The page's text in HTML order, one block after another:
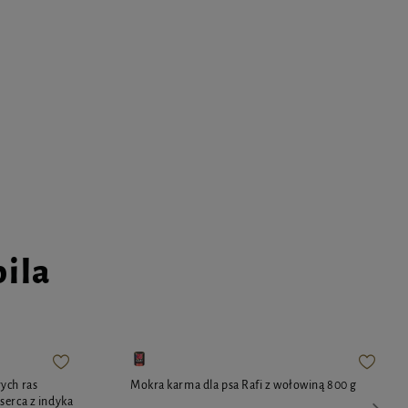
ras
z indyka
Mokra karma dla psa Rafi z wołowiną 800 g